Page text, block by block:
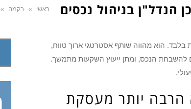
בניהול נכסים
ראשי » רקמה »
בלבד. הוא מהווה שותף אסטרטגי ארוך טווח,
להשבחת הנכס, ומתן ייעוץ השקעות מתמשך.
הרבה יותר מעסקת